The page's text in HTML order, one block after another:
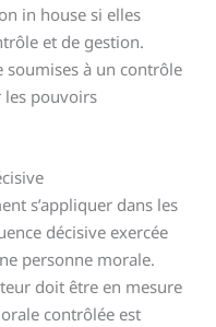
in house si elles
et de gestion.
soumises à un contrôle
les pouvoirs
s’appliquer dans les
décisive exercée
personne morale.
doit être en mesure
contrôlée est